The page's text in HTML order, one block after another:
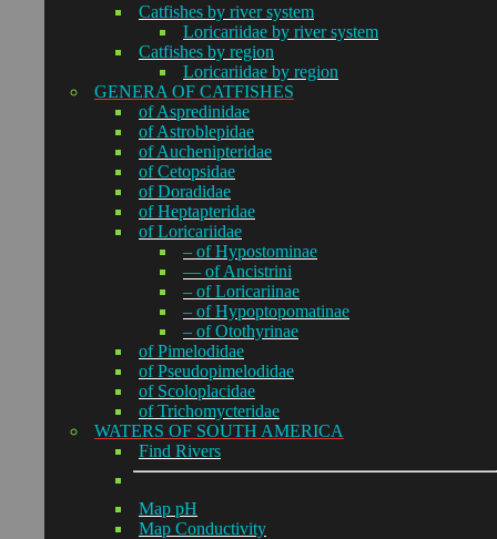
Catfishes by river system
Loricariidae by river system
Catfishes by region
Loricariidae by region
GENERA OF CATFISHES
of Aspredinidae
of Astroblepidae
of Auchenipteridae
of Cetopsidae
of Doradidae
of Heptapteridae
of Loricariidae
– of Hypostominae
— of Ancistrini
– of Loricariinae
– of Hypoptopomatinae
– of Otothyrinae
of Pimelodidae
of Pseudopimelodidae
of Scoloplacidae
of Trichomycteridae
WATERS OF SOUTH AMERICA
Find Rivers
Map pH
Map Conductivity